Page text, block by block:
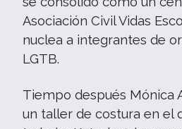
Asociación Civil Vidas
nuclea a integrantes de
LGTB.
Tiempo después Mónica
un taller de costura en el